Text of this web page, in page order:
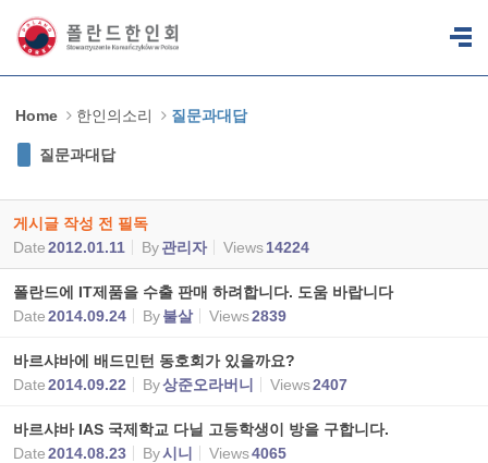
Home 한인의소리 질문과대답
질문과대답
게시글 작성 전 필독
Date2012.01.11 By관리자 Views14224
폴란드에 IT제품을 수출 판매 하려합니다. 도움 바랍니다
Date2014.09.24 By불살 Views2839
바르샤바에 배드민턴 동호회가 있을까요?
Date2014.09.22 By상준오라버니 Views2407
바르샤바 IAS 국제학교 다닐 고등학생이 방을 구합니다.
Date2014.08.23 By시니 Views4065